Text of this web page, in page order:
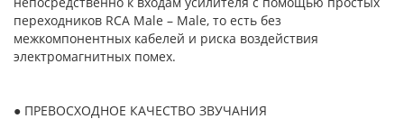
переходников RCA Male – Male, то есть без
межкомпонентных кабелей и риска воздействия
электромагнитных помех.
● ПРЕВОСХОДНОЕ КАЧЕСТВО ЗВУЧАНИЯ